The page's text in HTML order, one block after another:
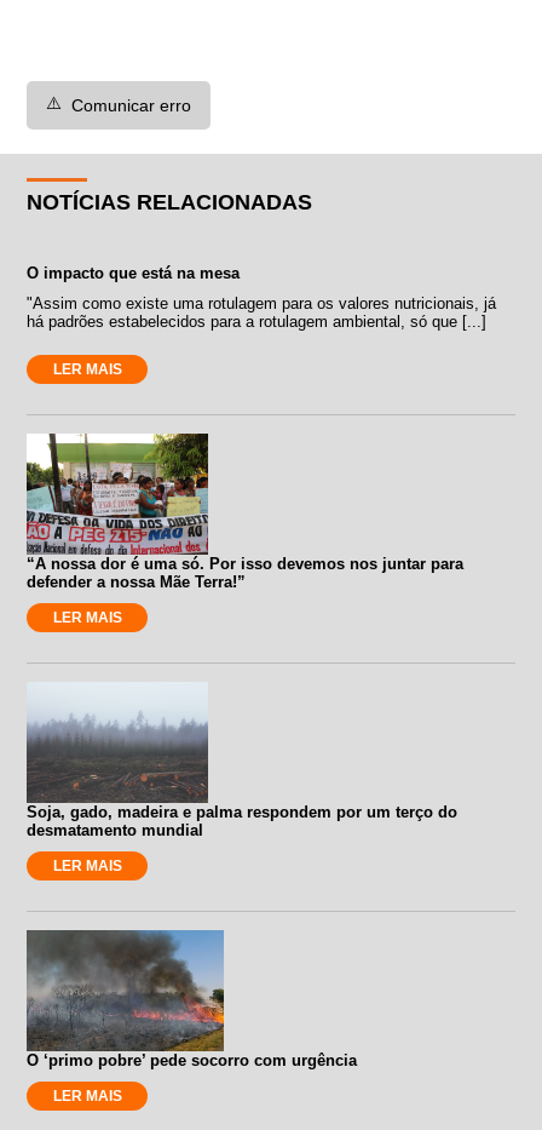
⚠️ Comunicar erro
NOTÍCIAS RELACIONADAS
O impacto que está na mesa
"Assim como existe uma rotulagem para os valores nutricionais, já
há padrões estabelecidos para a rotulagem ambiental, só que [...]
LER MAIS
“A nossa dor é uma só. Por isso devemos nos juntar para
defender a nossa Mãe Terra!”
LER MAIS
Soja, gado, madeira e palma respondem por um terço do
desmatamento mundial
LER MAIS
O ‘primo pobre’ pede socorro com urgência
LER MAIS